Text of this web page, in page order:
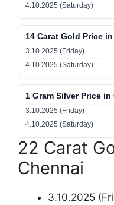
4.10.2025 (Saturday)
14 Carat Gold Price
3.10.2025 (Friday)
4.10.2025 (Saturday)
1 Gram Silver Price in
3.10.2025 (Friday)
4.10.2025 (Saturday)
22 Carat
Chennai
3.10.2025